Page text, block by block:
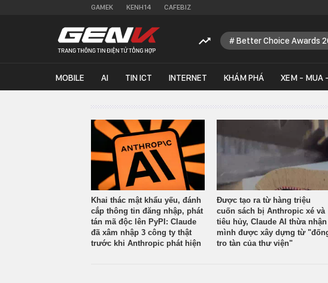
GAMEK KENH14 CAFEBIZ
Better Choice Awards
MOBILE AI TIN ICT INTERNET KHÁM PHÁ XEM - MUA
Khai thác mật khẩu yếu, đánh
cắp thông tin đăng nhập, phát
tán mã độc lên PyPI: Claude
đã xâm nhập 3 công ty thật
trước khi Anthropic phát hiện
Được tạo ra từ hàng triệu
cuốn sách bị Anthropic xé và
tiêu hủy, Claude AI thừa nhận
mình được xây dựng từ
tro tàn của thư viện"